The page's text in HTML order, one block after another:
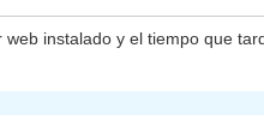
instalado y el tiempo que